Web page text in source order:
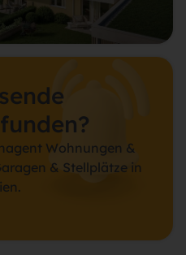
Wohnungen &
& Stellplätze in